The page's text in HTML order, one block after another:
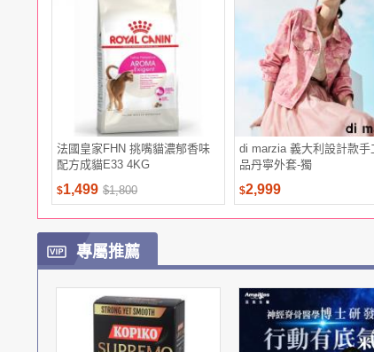
法國皇家FHN 挑嘴貓濃郁香味
配方成貓E33 4KG
$1,499 $1,800
di marzia 義大利設計款手
品丹寧外套-獨
$2,999
專屬推薦